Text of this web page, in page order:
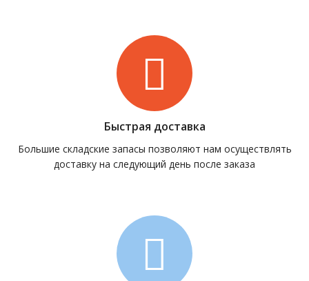
Быстрая доставка
Большие складские запасы позволяют нам осуществлять
доставку на следующий день после заказа